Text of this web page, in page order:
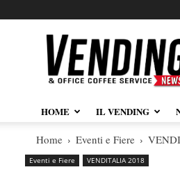
HOME IL VENDING
Home Eventi e Fiere
Eventi e Fiere VENDITALIA 2018